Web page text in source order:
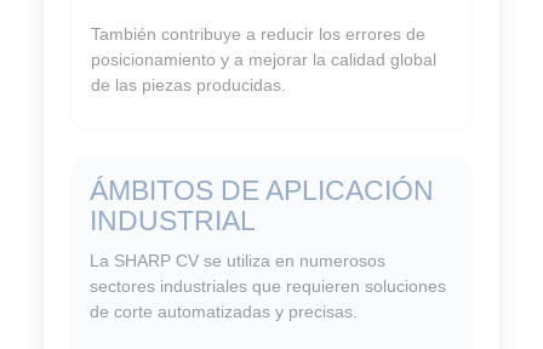
También contribuye a reducir los errores de
posicionamiento y a mejorar la calidad global
de las piezas producidas.
ÁMBITOS DE APLICACIÓN
INDUSTRIAL
La SHARP CV se utiliza en numerosos
sectores industriales que requieren soluciones
de corte automatizadas y precisas.